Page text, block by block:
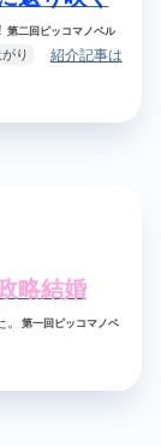
第二回ピッコマノベル
り
紹介記事は
略結婚
。第一回ピッコマノベ